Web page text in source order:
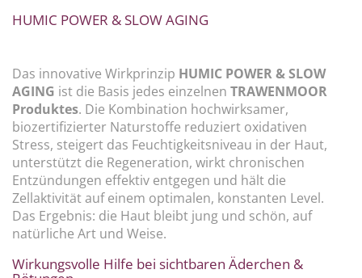
HUMIC POWER & SLOW AGING
Das innovative Wirkprinzip HUMIC POWER & SLOW
AGING ist die Basis jedes einzelnen TRAWENMOOR
Produktes. Die Kombination hochwirksamer,
biozertifizierter Naturstoffe reduziert oxidativen
Stress, steigert das Feuchtigkeitsniveau in der Haut,
unterstützt die Regeneration, wirkt chronischen
Entzündungen effektiv entgegen und hält die
Zellaktivität auf einem optimalen, konstanten Level.
Das Ergebnis: die Haut bleibt jung und schön, auf
natürliche Art und Weise.
Wirkungsvolle Hilfe bei sichtbaren Äderchen &